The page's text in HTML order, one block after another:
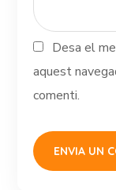
Desa el
aquest
comenti.